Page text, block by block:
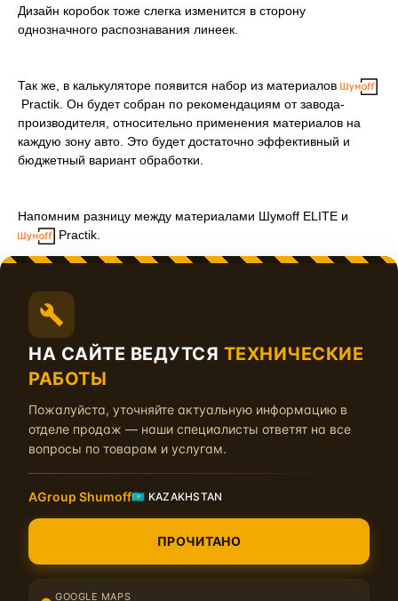
Дизайн коробок тоже слегка изменится в сторону
однозначного распознавания линеек.
Так же, в калькуляторе появится набор из материалов
Practik. Он будет собран по рекомендациям от завода-
производителя, относительно применения материалов на
каждую зону авто. Это будет достаточно эффективный и
бюджетный вариант обработки.
Напомним разницу между материалами Шумоff ELITE и
Practik.
100 до 300 микрон, у линейки Practik – 60 микрон. Это
напрямую влияет на жесткость материала и на величину
КМП материала.
У тепло-звукоизоляторов – это монтажный слой и цвет (Base
– серый, ПВ – оранжевый). У линейки ELITE клей
водостойкий у всех материалов. У линейки Practik клей у
всех материалов неводостойкий. Но даже он способен
находится под воздействием влаги в течение 3-6 часов, и
если воздействие было кратковременным и вовремя было
прекращено, то клеевой состав восстановит свои свойства.
слой мастики толще, а нетканое полотно цветное и толще на
40%. А также, неповторимый материал OUT, с тонким слоем
НА САЙТЕ ВЕДУТСЯ ТЕХНИЧЕСКИЕ
РАБОТЫ
Пожалуйста, уточняйте актуальную информацию в
отделе продаж — наши специалисты ответят на все
вопросы по товарам и услугам.
AGroup Shumoff🇰🇿 KAZAKHSTAN
ПРОЧИТАНО
GOOGLE MAPS